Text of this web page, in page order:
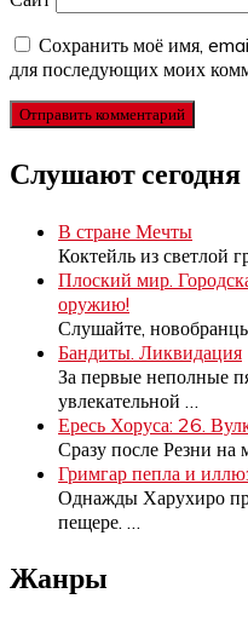
Сохранить моё имя,
для последующих моих
Слушают сегодня
В стране Мечты
Коктейль из светлой
Плоский мир.
оружию!
Слушайте,
Бандиты. Ликвидация
За первые неполные
увлекательной
Ересь Хоруса: 26.
Сразу после Резни на
Гримгар пепла и
Однажды Харухиро
пещере.
Жанры